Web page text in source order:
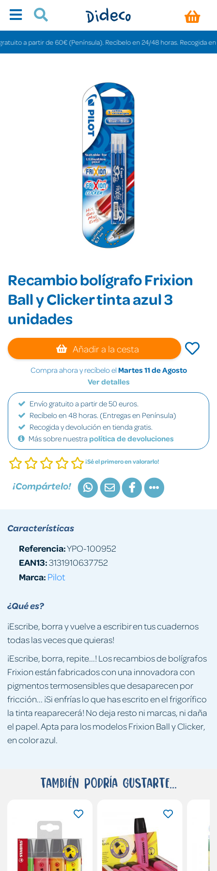
a partir de 60€ (Península). Recíbelo en 24/48 horas. Recogida en
Recambio bolígrafo Frixion
Ball y Clicker tinta azul 3
unidades
Añadir a la cesta
Compra ahora y recíbelo el Martes 11 de Agosto
Ver detalles
Envío gratuito a partir de 50 euros.
Recíbelo en 48 horas. (Entregas en Península)
Recogida y devolución en tienda gratis.
Más sobre nuestra política de devoluciones
¡Sé el primero en valorarlo!
¡Compártelo!
¿Qué es?
¡Escribe, borra y vuelve a escribir en tus cuadernos
todas las veces que quieras!
¡Escribe, borra, repite...! Los recambios de bolígrafos
Frixion están fabricados con una innovadora con
pigmentos termosensibles que desaparecen por
fricción... ¡Si enfrías lo que has escrito en el frigorífico
la tinta reaparecerá! No deja resto ni marcas, ni daña
el papel. Apta para los modelos Frixion Ball y Clicker,
en color azul.
Características
Referencia:YPO-100952
EAN13:3131910637752
Marca: Pilot
También podría gustarte...